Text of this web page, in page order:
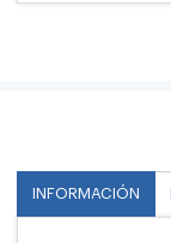
INFORMACIÓN